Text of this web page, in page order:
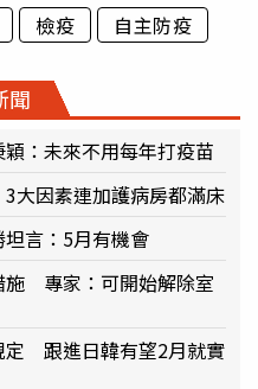
檢疫 自主防疫
聞
：未來不用每年打疫苗
大因素連加護病房都滿床
言：5月有機會
專家：可開始解除室
定 跟進日韓有望2月就實